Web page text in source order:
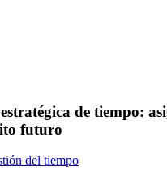
de tiempo:
futuro
del tiempo